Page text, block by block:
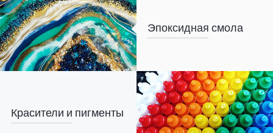
Эпоксидная смола
Красители и пигменты